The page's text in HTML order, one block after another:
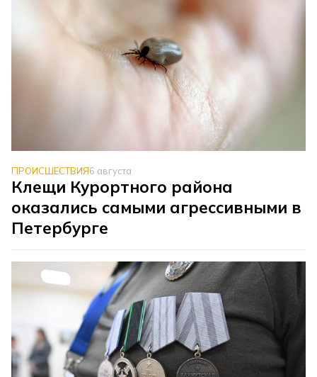
ПРОИСШЕСТВИЯ6 августа
Клещи Курортного района
оказались самыми агрессивными в
Петербурге